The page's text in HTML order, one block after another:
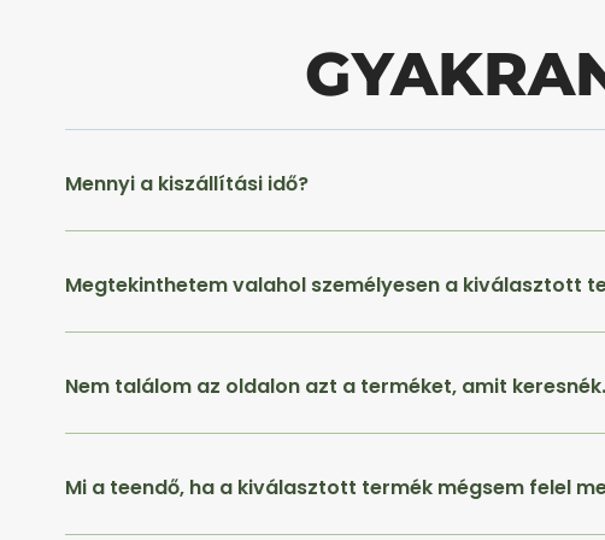
Mennyi a kiszállítási idő?
Megtekinthetem valahol személyesen a kiválasztott
Nem találom az oldalon azt a terméket, amit keresnék.
Mi a teendő, ha a kiválasztott termék mégsem felel